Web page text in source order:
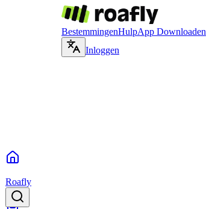
BestemmingenHulpApp Downloaden
Inloggen
Roafly